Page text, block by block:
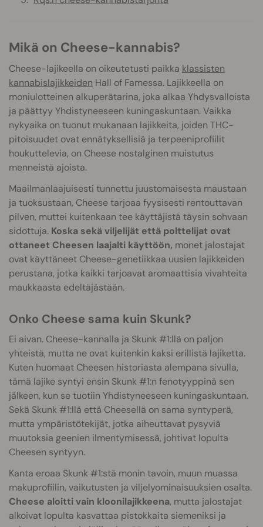
Mikä on Cheese-kannabis?
Cheese-lajikeella on oikeutetusti paikka klassisten
kannabislajikkeiden Hall of Famessa. Lajikkeella on
moniulotteinen alkuperätarina, joka alkaa Yhdysvalloista
ja päättyy Yhdistyneeseen kuningaskuntaan. Vaikka
nykyaika on tuonut mukanaan lajikkeita, joiden THC-
pitoisuudet ovat ennätyksellisiä ja terpeeniprofiilit
houkuttelevia, on Cheese nostalginen muistutus
menneistä ajoista.
Maailmanlaajuisesti tunnettu juustomaisesta maustaan
ja tuoksustaan, Cheese tarjoaa fyysisesti rentouttavan
pilven, muttei kuitenkaan tee käyttäjistä täysin sohvaan
sidottuja. Koska sekä viljelijät että polttelijat ovat
ottaneet Cheesen laajalti käyttöön, monet jalostajat
ovat käyttäneet Cheese-genetiikkaa uusien lajikkeiden
perustana, jotka kaikki tarjoavat aromaattisia vivahteita
maukkaasta edeltäjästään.
Onko Cheese sama kuin Skunk?
Ei aivan. Cheese-kannalla ja Skunk #1:llä on paljon
yhteistä, mutta ne ovat kuitenkin kaksi erillistä lajiketta.
Kuten huomaat Cheesen historiasta alempana sivulla,
tämä lajike syntyi ensin Skunk #1:n fenotyyppinä sen
jälkeen, kun se tuotiin Yhdistyneeseen kuningaskuntaan.
Sekä Skunk #1:llä että Cheesellä on sama syntyperä,
mutta ympäristötekijät, jotka aiheuttavat pysyviä
muutoksia geenien ilmentymisessä, johtivat lopulta
Cheesen syntyyn.
Kanta eroaa Skunk #1:stä monin tavoin, muun muassa
makuprofiilin, vaikutusten ja viljelyominaisuuksien osalta.
Cheese aloitti vain kloonilajikkeena, mutta jalostajat
alkoivat lopulta kasvattaa pistokkaita siemeniksi ja